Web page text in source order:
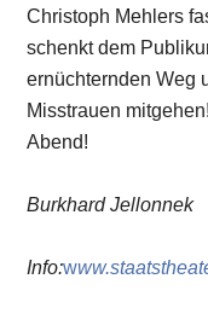
Christoph Mehlers
schenkt dem
ernüchternden Weg
Misstrauen
Abend!
Burkhard Jellonnek
Info:w